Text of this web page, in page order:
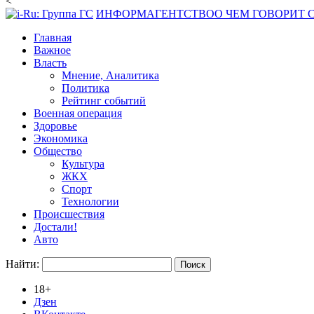
ИНФОРМАГЕНТСТВОО ЧЕМ ГОВОРИТ
Главная
Важное
Власть
Мнение, Аналитика
Политика
Рейтинг событий
Военная операция
Здоровье
Экономика
Общество
Культура
ЖКХ
Спорт
Технологии
Происшествия
Достали!
Авто
Найти:
18+
Дзен